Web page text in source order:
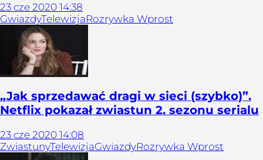
23 cze 2020 14:38
GwiazdyTelewizjaRozrywka Wprost
„Jak sprzedawać dragi w sieci (szybko)”.
Netflix pokazał zwiastun 2. sezonu serialu
23 cze 2020 14:08
ZwiastunyTelewizjaGwiazdyRozrywka Wprost